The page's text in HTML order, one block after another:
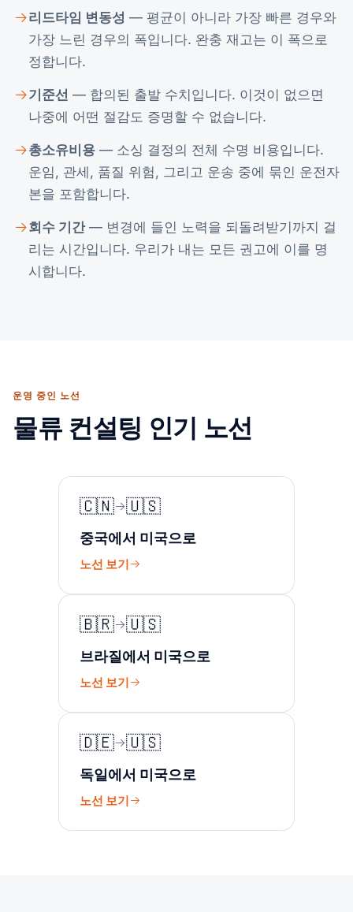
리드타임 변동성 — 평균이 아니라 가장 빠른 경우와
가장 느린 경우의 폭입니다. 완충 재고는 이 폭으로
정합니다.
기준선 — 합의된 출발 수치입니다. 이것이 없으면
나중에 어떤 절감도 증명할 수 없습니다.
총소유비용 — 소싱 결정의 전체 수명 비용입니다.
운임, 관세, 품질 위험, 그리고 운송 중에 묶인 운전자
본을 포함합니다.
회수 기간— 변경에 들인 노력을 되돌려받기까지 걸
리는 시간입니다. 우리가 내는 모든 권고에 이를 명
시합니다.
운영 중인 노선
물류 컨설팅 인기 노선
🇨🇳 🇺🇸
중국에서 미국으로
노선 보기
🇧🇷 🇺🇸
브라질에서 미국으로
노선 보기
🇩🇪 🇺🇸
독일에서 미국으로
노선 보기